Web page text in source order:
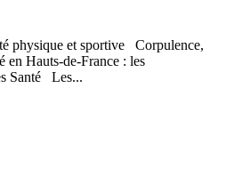
physique et sportive Corpulence,
en Hauts-de-France : les
Santé Les...